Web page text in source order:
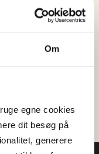
Om
egne cookies
dit besøg på
generere
handelsbetingelser* ,
når jeg tager